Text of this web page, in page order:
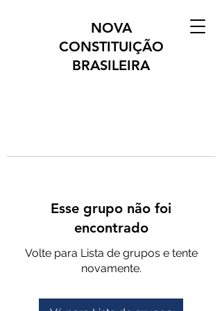
NOVA
CONSTITUIÇÃO
BRASILEIRA
Esse grupo não foi
encontrado
Volte para Lista de grupos e tente
novamente.